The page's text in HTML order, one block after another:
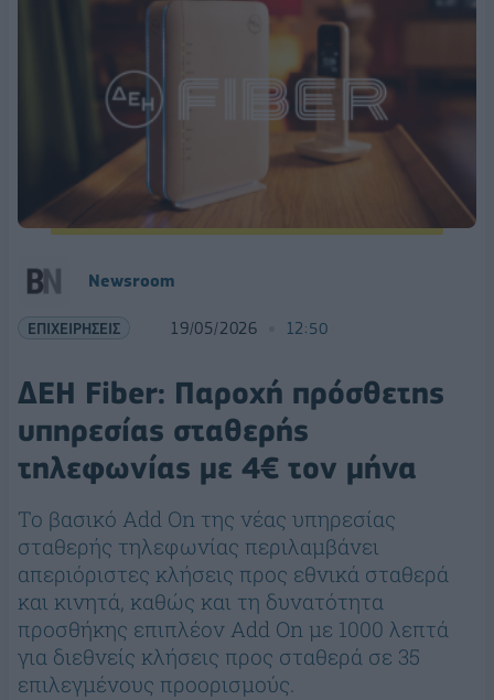
Newsroom
ΕΠΙΧΕΙΡΗΣΕΙΣ 19/05/2026 12:50
ΔΕΗ Fiber: Παροχή πρόσθετης
υπηρεσίας σταθερής
τηλεφωνίας με 4€ τον μήνα
Το βασικό Add On της νέας υπηρεσίας
σταθερής τηλεφωνίας περιλαμβάνει
απεριόριστες κλήσεις προς εθνικά σταθερά
και κινητά, καθώς και τη δυνατότητα
προσθήκης επιπλέον Add On με 1000 λεπτά
για διεθνείς κλήσεις προς σταθερά σε 35
επιλεγμένους προορισμούς.